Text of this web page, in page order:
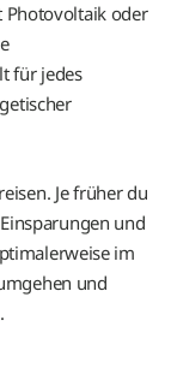
Photovoltaik oder
für jedes
Je früher du
und
im
und